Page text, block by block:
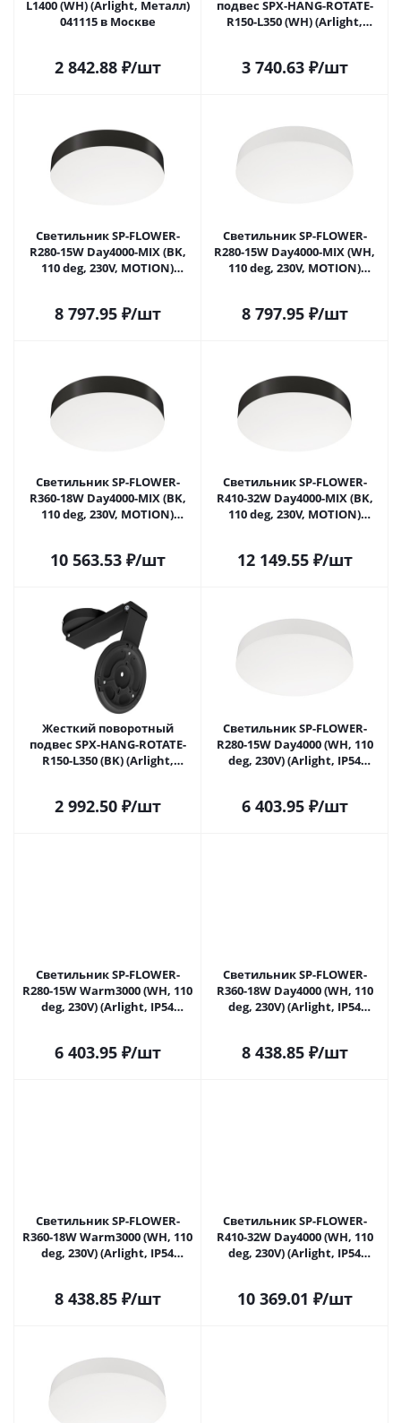
L1400 (WH) (Arlight, Металл)
041115 в Москве
2 842.88₽/шт
подвес SPX-HANG-ROTATE-
R150-L350 (WH) (Arlight,
3 740.63₽/шт
Светильник SP-FLOWER-
R280-15W Day4000-MIX (BK,
110 deg, 230V, MOTION)
8 797.95₽/шт
Светильник SP-FLOWER-
R280-15W Day4000-MIX (WH,
110 deg, 230V, MOTION)
8 797.95₽/шт
Светильник SP-FLOWER-
R360-18W Day4000-MIX (BK,
110 deg, 230V, MOTION)
10 563.53₽/шт
Светильник SP-FLOWER-
R410-32W Day4000-MIX (BK,
110 deg, 230V, MOTION)
12 149.55₽/шт
Жесткий поворотный
подвес SPX-HANG-ROTATE-
R150-L350 (BK) (Arlight,
2 992.50₽/шт
Светильник SP-FLOWER-
R280-15W Day4000 (WH, 110
deg, 230V) (Arlight, IP54
6 403.95₽/шт
Светильник SP-FLOWER-
R280-15W Warm3000 (WH, 110
deg, 230V) (Arlight, IP54
6 403.95₽/шт
Светильник SP-FLOWER-
R360-18W Day4000 (WH, 110
deg, 230V) (Arlight, IP54
8 438.85₽/шт
Светильник SP-FLOWER-
R360-18W Warm3000 (WH, 110
deg, 230V) (Arlight, IP54
8 438.85₽/шт
Светильник SP-FLOWER-
R410-32W Day4000 (WH, 110
deg, 230V) (Arlight, IP54
10 369.01 ₽/шт